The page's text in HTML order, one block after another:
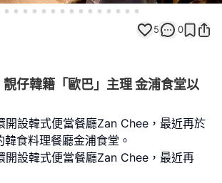
5 0
靚仔韓籍「歐巴」主理 金浦食堂以
開設韓式便當餐廳Zan Chee，最近再於
食料理餐廳金浦食堂。
開設韓式便當餐廳Zan Chee，最近再